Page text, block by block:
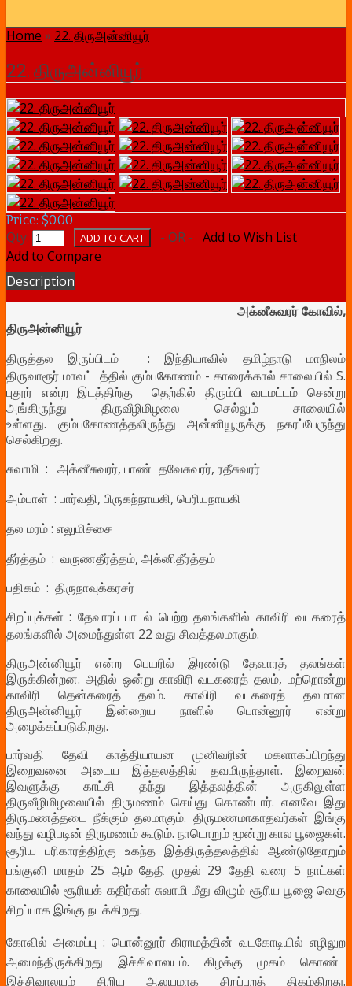
Home » 22. திருஅன்னியூர்
22. திருஅன்னியூர்
Price: $0.00
Qty: - OR - Add to Wish List
Add to Compare
Description
அக்னீசுவரர் கோவில்,
திருஅன்னியூர்
திருத்தல இருப்பிடம் : இந்தியாவில் தமிழ்நாடு மாநிலம்
திருவாரூர் மாவட்டத்தில் கும்பகோணம் - காரைக்கால் சாலையில் S.
புதூர் என்ற இடத்திற்கு தெற்கில் திரும்பி வடமட்டம் சென்று
அங்கிருந்து திருவீழிமிழலை செல்லும் சாலையில்
உள்ளது. கும்பகோணத்தலிருந்து அன்னியூருக்கு நகரப்பேருந்து
செல்கிறது.
சுவாமி : அக்னீசுவரர், பாண்டதவேசுவரர், ரதீசுவரர்
அம்பாள் : பார்வதி, பிருகந்நாயகி, பெரியநாயகி
தல மரம் : எலுமிச்சை
தீர்த்தம் : வருணதீர்த்தம், அக்னிதீர்த்தம்
பதிகம் : திருநாவுக்கரசர்
சிறப்புக்கள் : தேவாரப் பாடல் பெற்ற தலங்களில் காவிரி வடகரைத்
தலங்களில் அமைந்துள்ள 22 வது சிவத்தலமாகும்.
திருஅன்னியூர் என்ற பெயரில் இரண்டு தேவாரத் தலங்கள்
இருக்கின்றன. அதில் ஒன்று காவிரி வடகரைத் தலம், மற்றொன்று
காவிரி தென்கரைத் தலம். காவிரி வடகரைத் தலமான
திருஅன்னியூர் இன்றைய நாளில் பொன்னூர் என்று
அழைக்கப்படுகிறது.
பார்வதி தேவி காத்தியாயன முனிவரின் மகளாகப்பிறந்து
இறைவனை அடைய இத்தலத்தில் தவமிருந்தாள். இறைவன்
இவளுக்கு காட்சி தந்து இத்தலத்தின் அருகிலுள்ள
திருவீழிமிழலையில் திருமணம் செய்து கொண்டார். எனவே இது
திருமணத்தடை நீக்கும் தலமாகும். திருமணமாகாதவர்கள் இங்கு
வந்து வழிபடின் திருமணம் கூடும். நாடொறும் மூன்று கால பூஜைகள்.
சூரிய பரிகாரத்திற்கு உகந்த இத்திருத்தலத்தில் ஆண்டுதோறும்
பங்குனி மாதம் 25 ஆம் தேதி முதல் 29 தேதி வரை 5 நாட்கள்
காலையில் சூரியக் கதிர்கள் சுவாமி மீது விழும் சூரிய பூஜை வெகு
சிறப்பாக இங்கு நடக்கிறது.
கோவில் அமைப்பு : பொன்னூர் கிராமத்தின் வடகோடியில் எழிலுற
அமைந்திருக்கிறது இச்சிவாலயம். கிழக்கு முகம் கொண்ட
இச்சிவாலயம் சிறிய ஆலயமாக சிறப்புறத் திகழ்கிறது.